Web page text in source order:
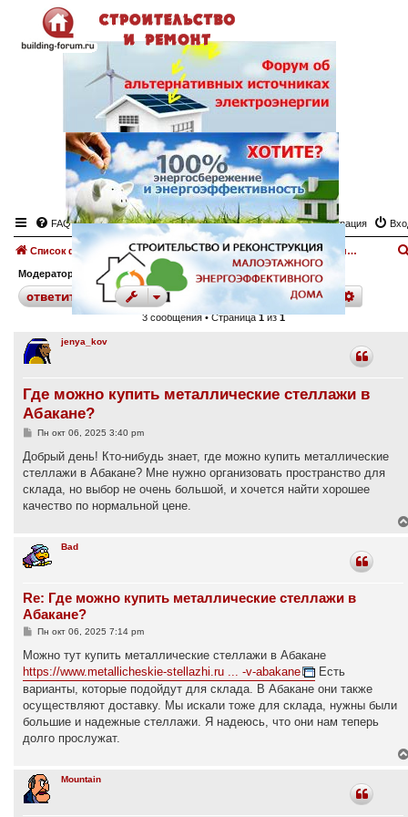
FAQ Регистрация
Список форумов Прочие строительные материалы. Форум "Строительные материалы"
Модератор: angeltash
ответить поиск
3 сообщения • Страница1из1
jenya_kov
Где можно купить металлические стеллажи в
Абакане?
С
о
щ
е
и
Пн окт 06, 2025 3:40 pm
Добрый день! Кто-нибудь знает, где можно купить металлические
стеллажи в Абакане? Мне нужно организовать пространство для
склада, но выбор не очень большой, и хочется найти хорошее
качество по нормальной цене.
Bad
Re: Где можно купить металлические стеллажи в
Абакане?
С
о
щ
е
н
и
е
Пн окт 06, 2025 7:14 pm
Можно тут купить металлические стеллажи в Абакане
https://www.metallicheskie-stellazhi.ru ... -v-abakane
Есть
варианты, которые подойдут для склада. В Абакане они также
осуществляют доставку. Мы искали тоже для склада, нужны были
большие и надежные стеллажи. Я надеюсь, что они нам теперь
долго прослужат.
Mountain